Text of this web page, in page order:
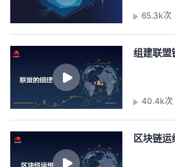
博
客
的
论
我
的
我
65.3k次
组建联盟
40.4k次
区块链运